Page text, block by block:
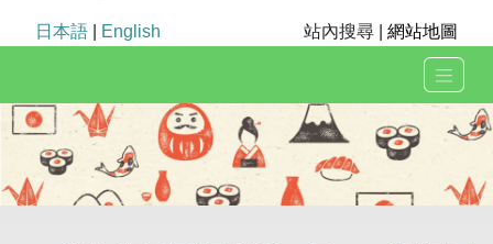
日本語 English 站內搜尋 | 網站地圖